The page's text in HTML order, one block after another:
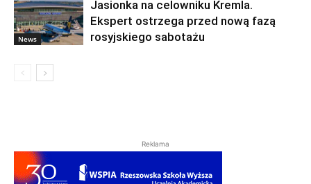
News
Jasionka na celowniku Kremla.
Ekspert ostrzega przed nową fazą
rosyjskiego sabotażu
Reklama